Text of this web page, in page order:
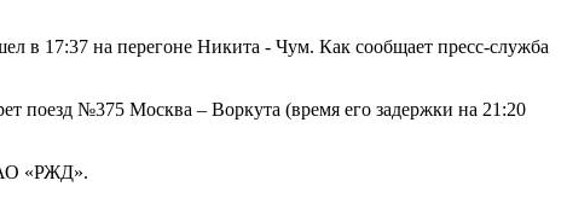
в 17:37 на перегоне Никита - Чум. Как сообщает пресс-служба
поезд №375 Москва – Воркута (время его задержки на 21:20
«РЖД».